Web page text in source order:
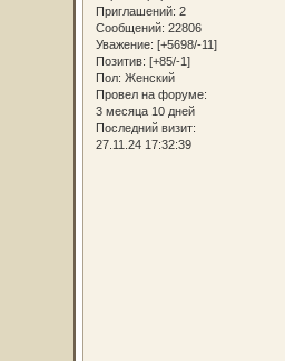
Приглашений: 2
Сообщений: 22806
Уважение: [+5698/-11]
Позитив: [+85/-1]
Пол: Женский
Провел на форуме:
3 месяца 10 дней
Последний визит:
27.11.24 17:32:39